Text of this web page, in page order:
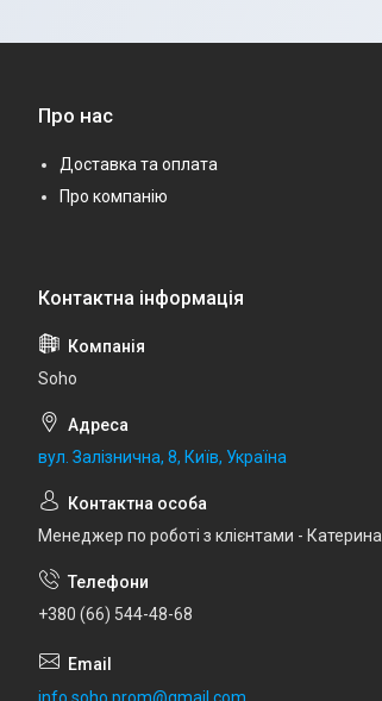
Про нас
Доставка та оплата
Про компанію
Soho
вул. Залізнична, 8, Київ, Україна
Менеджер по роботі з клієнтами - Катерина
+380 (66) 544-48-68
info.soho.prom@gmail.com